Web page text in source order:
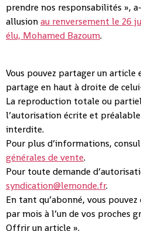
prendre nos responsabilités »,
allusionau renversement le 26
élu, Mohamed Bazoum.
Vous pouvez partager un article
partage en haut à droite de
La reproduction totale ou
l’autorisation écrite et
interdite.
Pour plus d’informations,
générales de vente.
Pour toute demande
syndication@lemonde.fr.
En tant qu’abonné, vous
par mois à l’un de vos proches
Offrir un article ».